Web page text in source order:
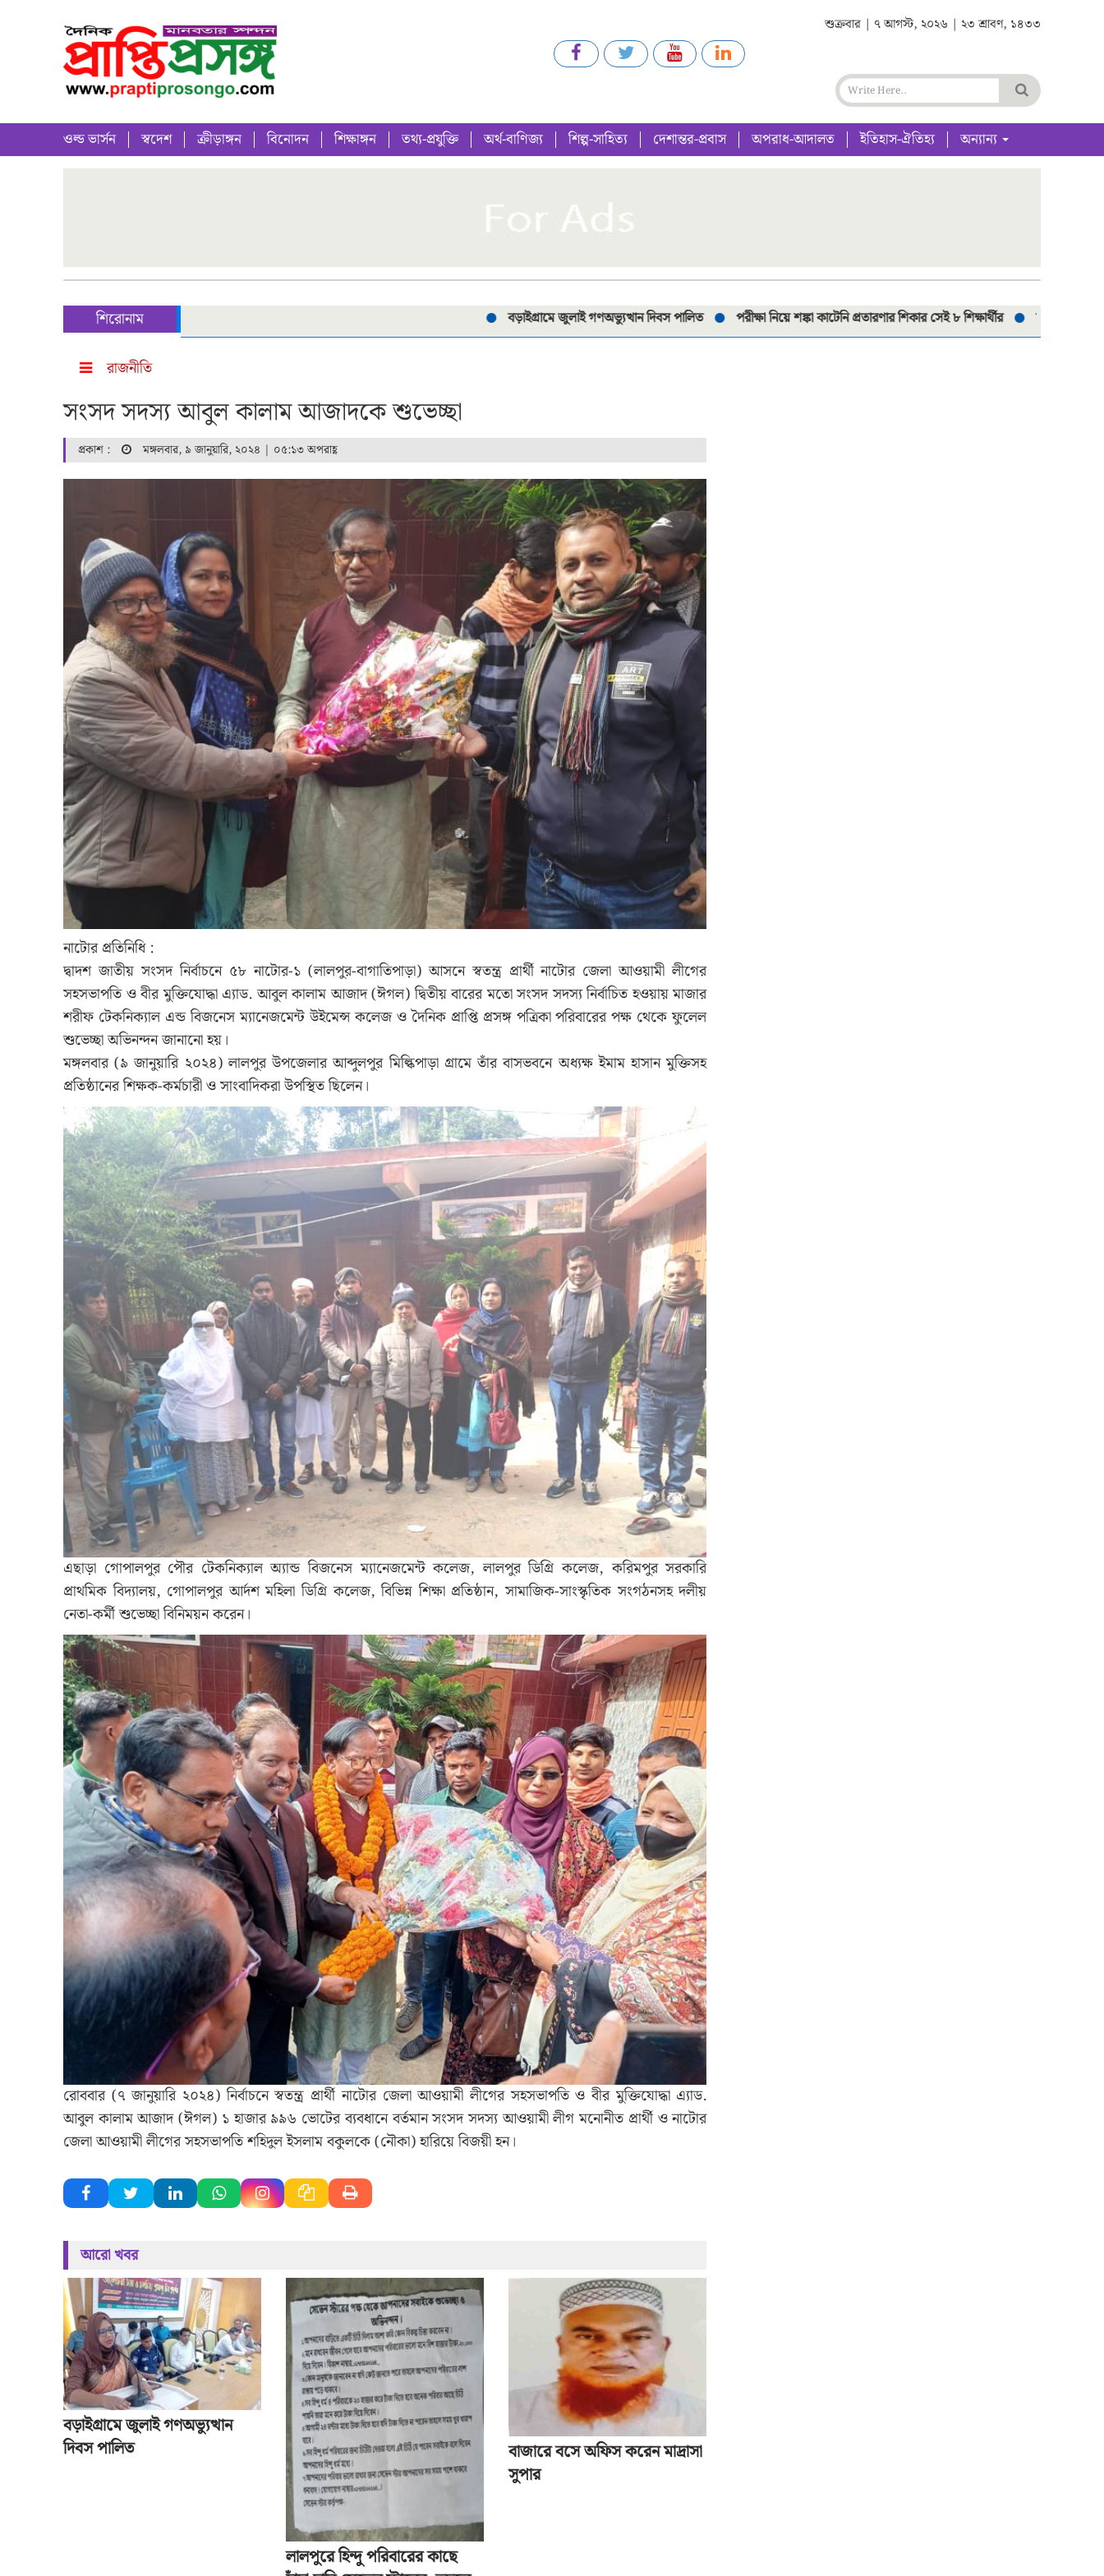
শুক্রবার | ৭ আগস্ট, ২০২৬ | ২৩ শ্রাবণ, ১৪৩৩
ওল্ড ভার্সন স্বদেশ ক্রীড়াঙ্গন বিনোদন শিক্ষাঙ্গন তথ্য-প্রযুক্তি অর্থ-বাণিজ্য শিল্প-সাহিত্য দেশান্তর-প্রবাস অপরাধ-আদালত ইতিহাস-ঐতিহ্য অন্যান্য
শিরোনাম বড়াইগ্রামে জুলাই গণঅভ্যুত্থান দিবস পালিত পরীক্ষা নিয়ে শঙ্কা কাটেনি প্রতারণার শিকার সেই ৮ শিক্ষার্থীর সড়ক দূর্ঘটনায় প্রাণগেলো
রাজনীতি
সংসদ সদস্য আবুল কালাম আজাদকে শুভেচ্ছা
প্রকাশ : মঙ্গলবার, ৯ জানুয়ারি, ২০২৪ | ০৫:১৩ অপরাহ্ণ
নাটোর প্রতিনিধি :
দ্বাদশ জাতীয় সংসদ নির্বাচনে ৫৮ নাটোর-১ (লালপুর-বাগাতিপাড়া) আসনে স্বতন্ত্র প্রার্থী নাটোর জেলা আওয়ামী লীগের
সহসভাপতি ও বীর মুক্তিযোদ্ধা এ্যাড. আবুল কালাম আজাদ (ঈগল) দ্বিতীয় বারের মতো সংসদ সদস্য নির্বাচিত হওয়ায় মাজার
শরীফ টেকনিক্যাল এন্ড বিজনেস ম্যানেজমেন্ট উইমেন্স কলেজ ও দৈনিক প্রাপ্তি প্রসঙ্গ পত্রিকা পরিবারের পক্ষ থেকে ফুলেল
শুভেচ্ছা অভিনন্দন জানানো হয়।
মঙ্গলবার (৯ জানুয়ারি ২০২৪) লালপুর উপজেলার আব্দুলপুর মিল্কিপাড়া গ্রামে তাঁর বাসভবনে অধ্যক্ষ ইমাম হাসান মুক্তিসহ
প্রতিষ্ঠানের শিক্ষক-কর্মচারী ও সাংবাদিকরা উপস্থিত ছিলেন।
এছাড়া গোপালপুর পৌর টেকনিক্যাল অ্যান্ড বিজনেস ম্যানেজমেন্ট কলেজ, লালপুর ডিগ্রি কলেজ, করিমপুর সরকারি
প্রাথমিক বিদ্যালয়, গোপালপুর আর্দশ মহিলা ডিগ্রি কলেজ, বিভিন্ন শিক্ষা প্রতিষ্ঠান, সামাজিক-সাংস্কৃতিক সংগঠনসহ দলীয়
নেতা-কর্মী শুভেচ্ছা বিনিময়ন করেন।
রোববার (৭ জানুয়ারি ২০২৪) নির্বাচনে স্বতন্ত্র প্রার্থী নাটোর জেলা আওয়ামী লীগের সহসভাপতি ও বীর মুক্তিযোদ্ধা এ্যাড.
আবুল কালাম আজাদ (ঈগল) ১ হাজার ৯৯৬ ভোটের ব্যবধানে বর্তমান সংসদ সদস্য আওয়ামী লীগ মনোনীত প্রার্থী ও নাটোর
জেলা আওয়ামী লীগের সহসভাপতি শহিদুল ইসলাম বকুলকে (নৌকা) হারিয়ে বিজয়ী হন।
আরো খবর
বড়াইগ্রামে জুলাই গণঅভ্যুত্থান
দিবস পালিত
লালপুরে হিন্দু পরিবারের কাছে
বাজারে বসে অফিস করেন মাদ্রাসা
সুপার